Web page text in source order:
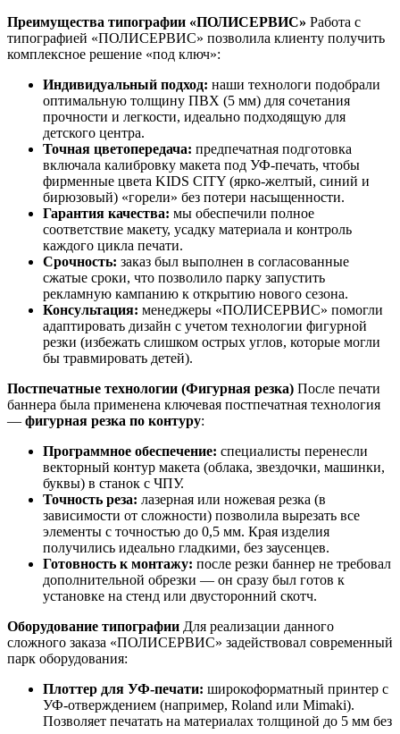
Преимущества типографии «ПОЛИСЕРВИС» Работа с
типографией «ПОЛИСЕРВИС» позволила клиенту получить
комплексное решение «под ключ»:
Индивидуальный подход: наши технологи подобрали
оптимальную толщину ПВХ (5 мм) для сочетания
прочности и легкости, идеально подходящую для
детского центра.
Точная цветопередача: предпечатная подготовка
включала калибровку макета под УФ-печать, чтобы
фирменные цвета KIDS CITY (ярко-желтый, синий и
бирюзовый) «горели» без потери насыщенности.
Гарантия качества: мы обеспечили полное
соответствие макету, усадку материала и контроль
каждого цикла печати.
Срочность: заказ был выполнен в согласованные
сжатые сроки, что позволило парку запустить
рекламную кампанию к открытию нового сезона.
Консультация: менеджеры «ПОЛИСЕРВИС» помогли
адаптировать дизайн с учетом технологии фигурной
резки (избежать слишком острых углов, которые могли
бы травмировать детей).
Постпечатные технологии (Фигурная резка) После печати
баннера была применена ключевая постпечатная технология
— фигурная резка по контуру:
Программное обеспечение: специалисты перенесли
векторный контур макета (облака, звездочки, машинки,
буквы) в станок с ЧПУ.
Точность реза: лазерная или ножевая резка (в
зависимости от сложности) позволила вырезать все
элементы с точностью до 0,5 мм. Края изделия
получились идеально гладкими, без заусенцев.
Готовность к монтажу: после резки баннер не требовал
дополнительной обрезки — он сразу был готов к
установке на стенд или двусторонний скотч.
Оборудование типографии Для реализации данного
сложного заказа «ПОЛИСЕРВИС» задействовал современный
парк оборудования:
Плоттер для УФ-печати: широкоформатный принтер с
УФ-отверждением (например, Roland или Mimaki).
Позволяет печатать на материалах толщиной до 5 мм без